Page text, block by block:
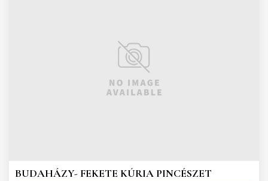
BUDAHÁZY- FEKETE KÚRIA PINCÉSZET